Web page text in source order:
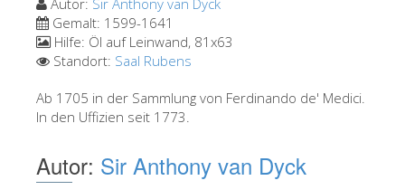
Virtuelle Tour
Die Kunstwerke
Die Künstler
Andere Museen
Autor: Sir Anthony van Dyck
Gemalt: 1599-1641
Hilfe: Öl auf Leinwand, 81x63
Standort: Saal Rubens
Ab 1705 in der Sammlung von Ferdinando de' Medici.
In den Uffizien seit 1773.
Autor: Sir Anthony van Dyck